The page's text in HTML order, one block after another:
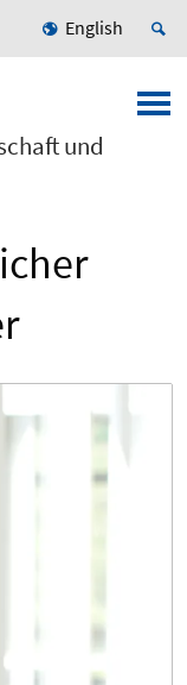
English
und